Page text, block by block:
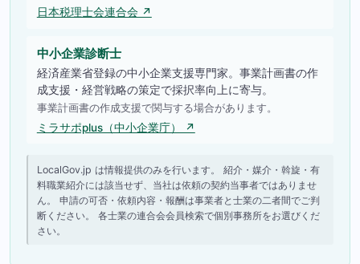
日本税理士会連合会 ↗
中小企業診断士
経済産業省登録の中小企業支援専門家。事業計画書の作
成支援・経営戦略の策定で採択率向上に寄与。
事業計画書の作成支援で関与する場合があります。
ミラサポplus（中小企業庁） ↗
LocalGov.jp は情報提供のみを行います。 紹介・媒介・斡旋・有
料職業紹介には該当せず、当社は依頼の契約当事者ではありませ
ん。 申請の可否・依頼内容・報酬は事業者と士業の二者間でご判
断ください。 各士業の連合会会員検索で個別事務所をお選びくだ
さい。